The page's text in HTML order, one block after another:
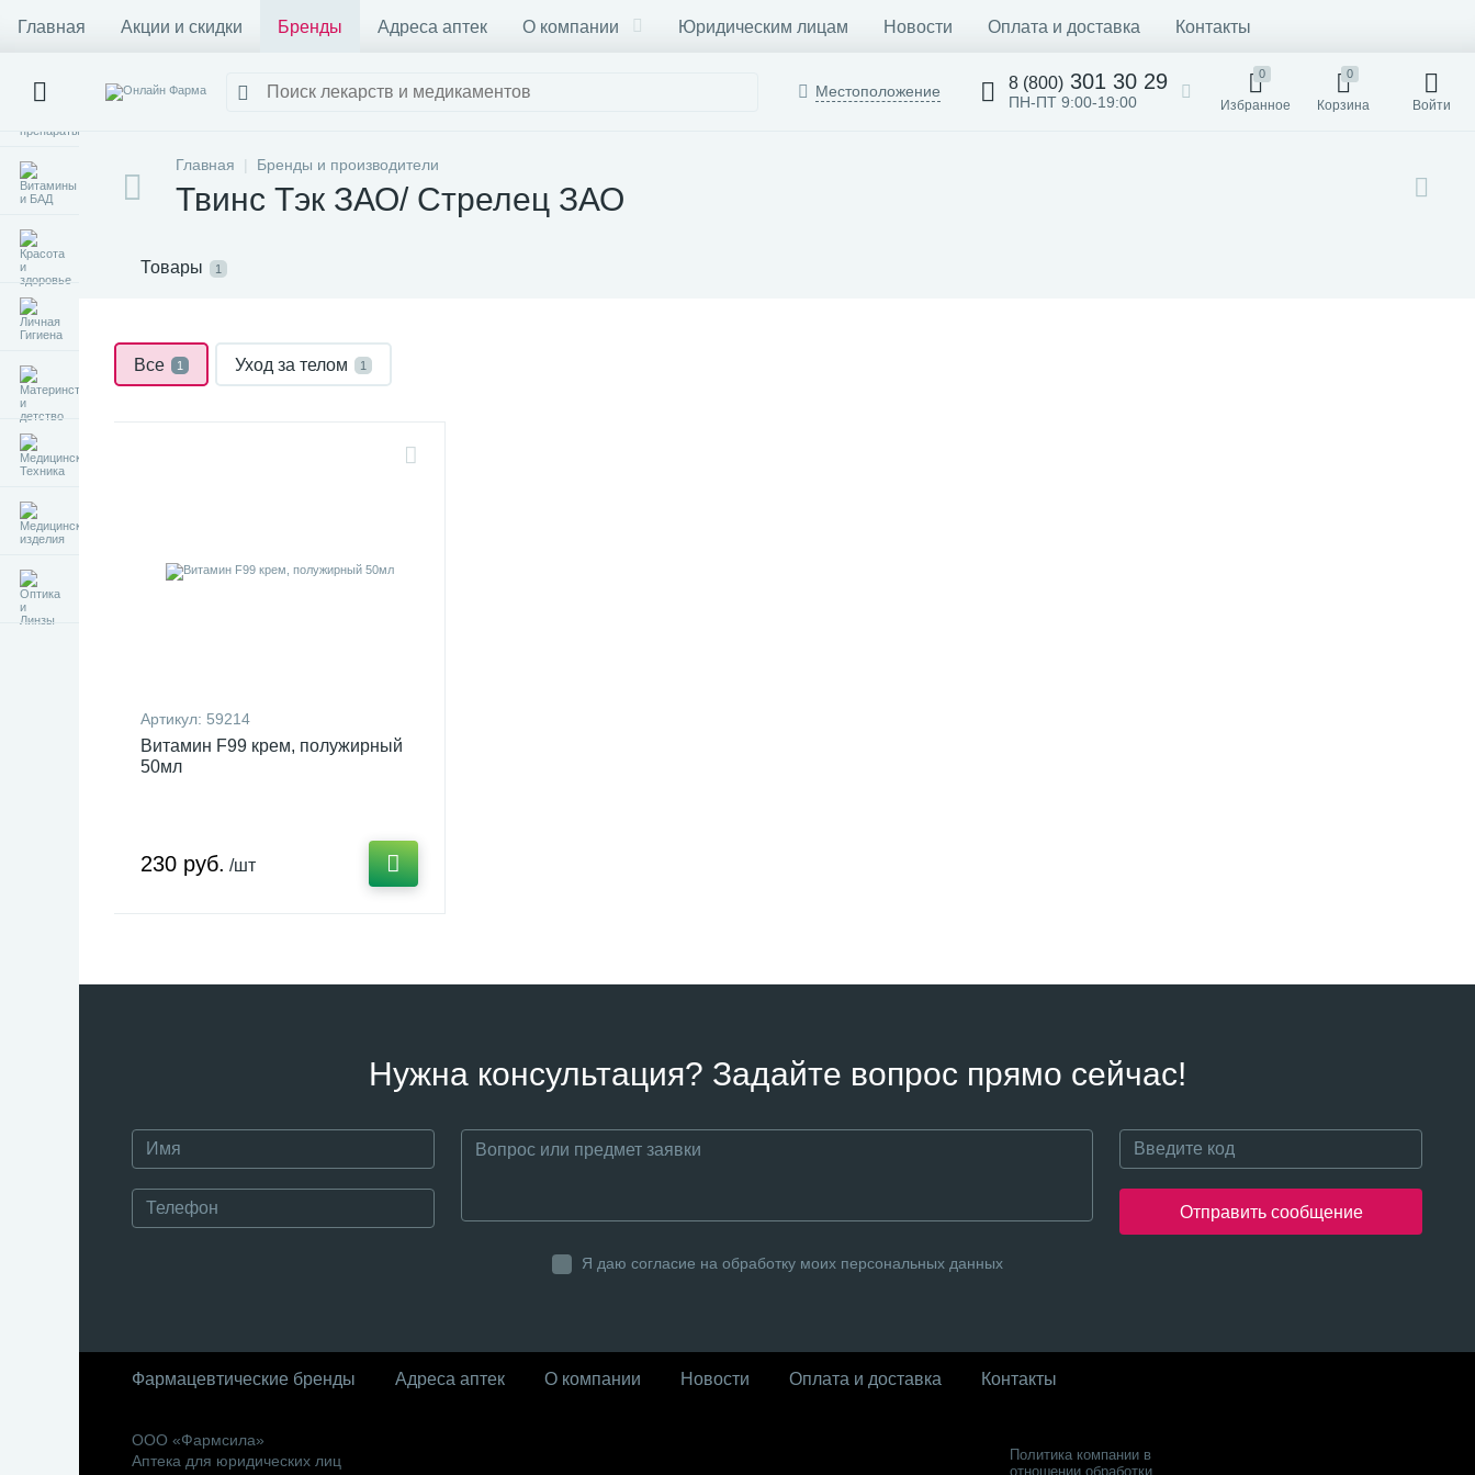
Главная Акции и скидки Бренды Адреса аптек О компании Юридическим лицам Новости Оплата и доставка Контакты
Местоположение 8 (800) 301 30 29
ПН-ПТ 9:00-19:00
0
Избранное
0
Корзина Войти
Главная Бренды и производители
Твинс Тэк ЗАО/ Стрелец ЗАО
Товары 1
Все 1 Уход за телом 1
Артикул: 59214
Витамин F99 крем, полужирный
50мл
230 руб. /шт
Нужна консультация? Задайте вопрос прямо сейчас!
Отправить сообщение
Я даю согласие на обработку моих персональных данных
Фармацевтические бренды Адреса аптек О компании Новости Оплата и доставка Контакты
ООО «Фармсила»
Аптека для юридических лиц
Политика компании в
отношении обработки